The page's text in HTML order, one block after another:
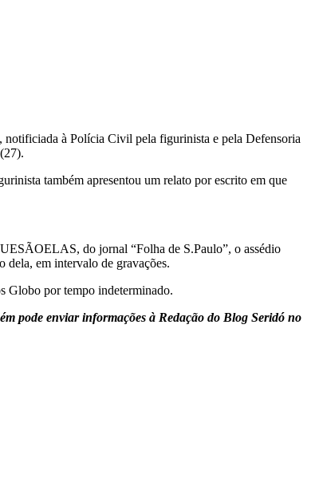
notificiada à Polícia Civil pela figurinista e pela Defensoria
também apresentou um relato por escrito em que
do jornal “Folha de S.Paulo”, o assédio
dela, em intervalo de gravações.
Globo por tempo indeterminado.
pode enviar informações à Redação do Blog Seridó no